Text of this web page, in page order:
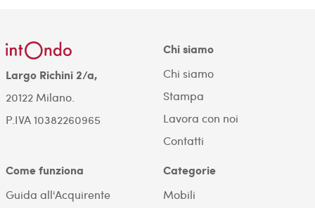
Largo Richini 2/a,
20122 Milano.
P.IVA 10382260965
Chi siamo
Chi siamo
Stampa
Lavora con noi
Contatti
Come funziona
Guida all'Acquirente
Categorie
Mobili